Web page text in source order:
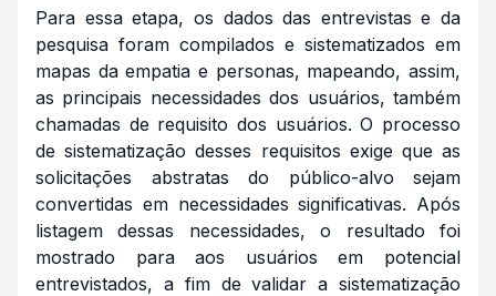
Para essa etapa, os dados das entrevistas e da
pesquisa foram compilados e sistematizados em
mapas da empatia e personas, mapeando, assim,
as principais necessidades dos usuários, também
chamadas de requisito dos usuários. O processo
de sistematização desses requisitos exige que as
solicitações abstratas do público-alvo sejam
convertidas em necessidades significativas. Após
listagem dessas necessidades, o resultado foi
mostrado para aos usuários em potencial
entrevistados, a fim de validar a sistematização